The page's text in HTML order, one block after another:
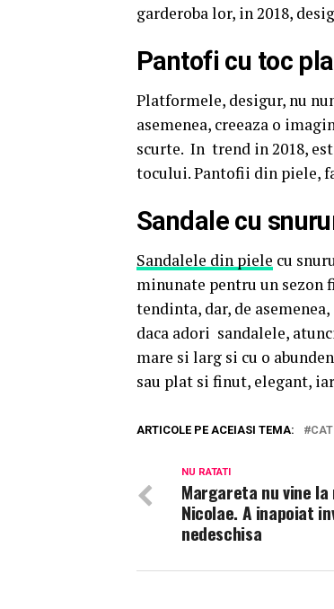
garderoba lor, in 2018,
Pantofi cu toc
Platformele, desigur, nu
asemenea, creeaza o
scurte. In trend in 2018,
tocului. Pantofii din piele,
Sandale cu
Sandalele din piele cu
minunate pentru un sezon
tendinta, dar, de
daca adori sandalele,
mare si larg si cu o
sau plat si finut, elegant,
ARTICOLE PE ACEIASI TEMA:
NU RATATI
Margareta nu vine
Nicolae. A inapoiat
nedeschisa